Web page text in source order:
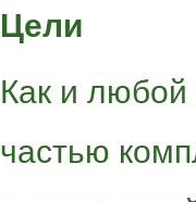
Цели
Как и
частью